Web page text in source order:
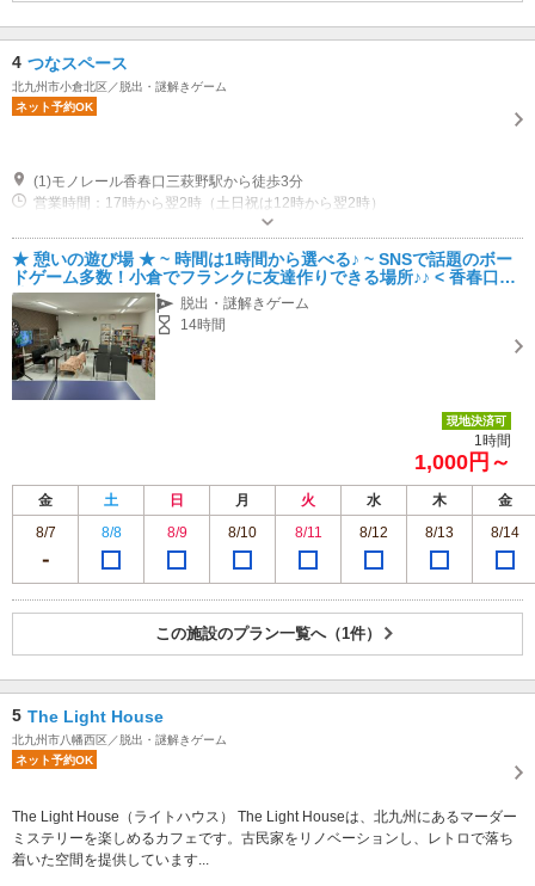
4 つなスペース
北九州市小倉北区／脱出・謎解きゲーム
ネット予約OK
(1)モノレール香春口三萩野駅から徒歩3分
営業時間：17時から翌2時（土日祝は12時から翌2時）
駐車場なし 付近に多数コインパーキング有り
★ 憩いの遊び場 ★ ~ 時間は1時間から選べる♪ ~ SNSで話題のボー
ドゲーム多数！小倉でフランクに友達作りできる場所♪♪ < 香春口三
萩野駅から徒歩3分!! >
脱出・謎解きゲーム
14時間
現地決済可
1時間
1,000円～
金 土 日 月 火 水 木
金
8/7
8/8 8/9 8/10 8/11 8/12 8/13 8/14
この施設のプラン一覧へ（1件）
5 The Light House
北九州市八幡西区／脱出・謎解きゲーム
ネット予約OK
The Light House（ライトハウス） The Light Houseは、北九州にあるマーダー
ミステリーを楽しめるカフェです。古民家をリノベーションし、レトロで落ち
着いた空間を提供しています...